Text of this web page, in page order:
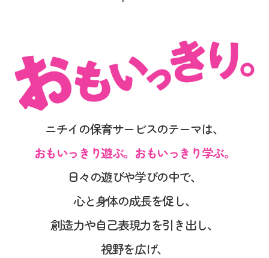
ニチイの保育サービスのテーマは、
おもいっきり遊ぶ。おもいっきり学ぶ。
日々の遊びや学びの中で、
心と身体の成長を促し、
創造力や自己表現力を引き出し、
視野を広げ、